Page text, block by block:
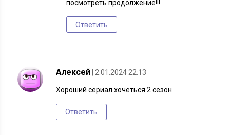
посмотреть продолжение!!!
Ответить
Алексей | 2.01.2024 22:13
Хороший сериал хочеться 2 сезон
Ответить